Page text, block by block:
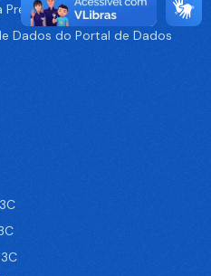
do Recife
Dados do Portal de Dados